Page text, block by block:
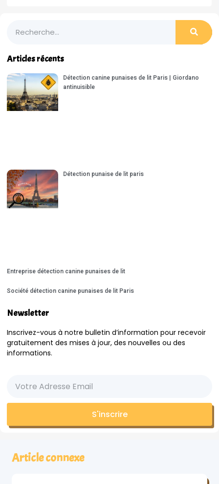
Articles récents
Détection canine punaises de lit Paris | Giordano
antinuisible
Détection punaise de lit paris
Entreprise détection canine punaises de lit
Société détection canine punaises de lit Paris
Newsletter
Inscrivez-vous à notre bulletin d’information pour recevoir
gratuitement des mises à jour, des nouvelles ou des
informations.
S'inscrire
Article connexe